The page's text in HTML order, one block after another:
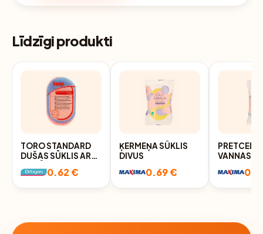
Līdzīgi produkti
TORO STANDARD
DUŠAS SŪKLIS AR
(DAŽĀDAS KRĀSAS)
0.62 €
ĶERMEŅA SŪKLIS
DIVUS
0.69 €
VANNAS